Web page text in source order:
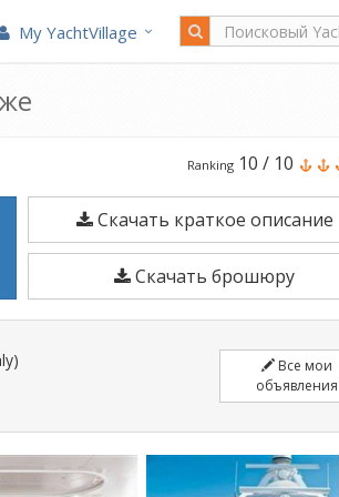
My YachtVillage
Benetti
147
является
45
м
Моторная
лодка
построено
Швартовка
Ranking 10 / 10
Скачать краткое описание
Скачать брошюру
Все мои
объявления